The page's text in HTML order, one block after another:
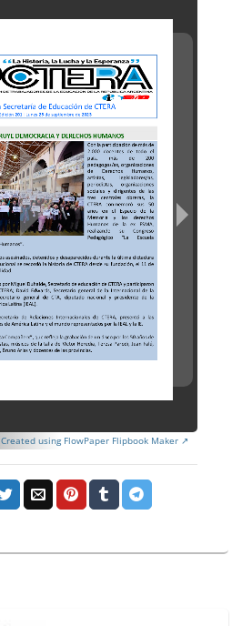
Created using FlowPaper Flipbook Maker ↗